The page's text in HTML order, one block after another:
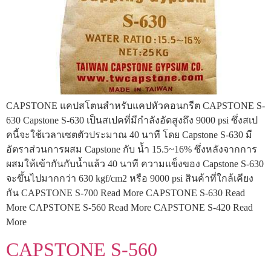
CAPSTONE แคปสโตนสำหรับแคปหัวคอนกรีต CAPSTONE S-
630 Capstone S-630 เป็นสเปคที่มีกำลังอัดสูงถึง 9000 psi ซึ่งสเป
คนี้จะใช้เวลาเซตตัวประมาณ 40 นาที โดย Capstone S-630 มี
อัตราส่วนการผสม Capstone กับ น้ำ 15.5~16% ซึ่งหลังจากการ
ผสมให้เข้ากันกับน้ำแล้ว 40 นาที ความแข็งของ Capstone S-630
จะขึ้นไปมากกว่า 630 kgf/cm2 หรือ 9000 psi สินค้าที่ใกล้เคียง
กัน CAPSTONE S-700 Read More CAPSTONE S-630 Read
More CAPSTONE S-560 Read More CAPSTONE S-420 Read
More
CAPSTONE S-560